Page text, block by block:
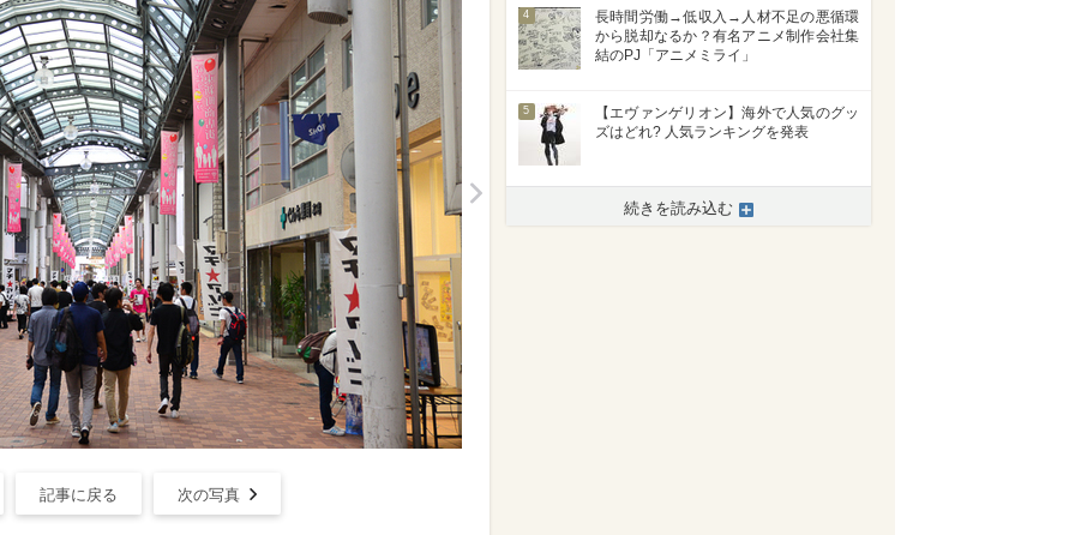
>
記事に戻る 次の写真
4
長時間労働→低収入→人材不足の悪循環
から脱却なるか？有名アニメ制作会社集
結のPJ「アニメミライ」
5
【エヴァンゲリオン】海外で人気のグッ
ズはどれ? 人気ランキングを発表
続きを読み込む